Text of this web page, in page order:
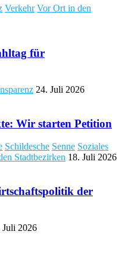
Verkehr Vor Ort in den
für
24. Juli 2026
Wir starten Petition
Schildesche Senne Soziales
Stadtbezirken 18. Juli 2026
der
Juli 2026